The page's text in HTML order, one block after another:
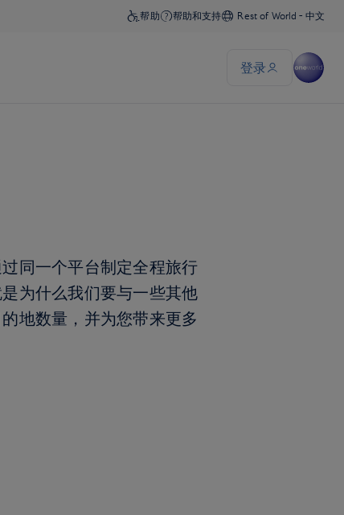
同一个平台制定全程旅行
为什么我们要与一些其他
地数量，并为您带来更多